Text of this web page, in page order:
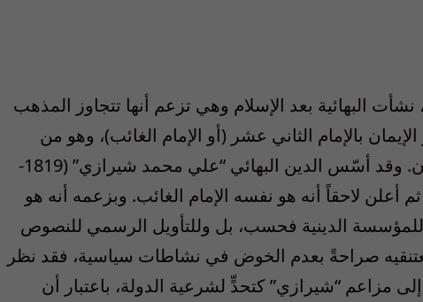
البهائية بعد الإسلام وهي تزعم أنها تتجاوز المذهب
بالإمام الثاني عشر (أو الإمام الغائب)، وهو من
سلالة الإمام علي، وسيظهر في آخر الزمان. وقد أسّس الدين البهائي “علي محمد شيرازي” (1819-
ثم أعلن لاحقاً أنه هو نفسه الإمام الغائب. وبزعمه أنه هو
للمؤسسة الدينية فحسب، بل وللتأويل الرسمي للنصوص
صراحةً بعدم الخوض في نشاطات سياسية، فقد نظر
مزاعم “شيرازي” كتحدٍّ لشرعية الدولة، باعتبار أن